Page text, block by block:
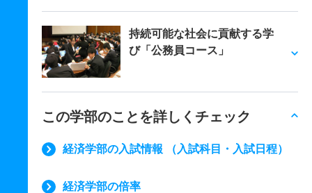
持続可能な社会に貢献する学
び「公務員コース」
この学部のことを詳しくチェック
経済学部の入試情報 （入試科目・入試日程）
経済学部の倍率